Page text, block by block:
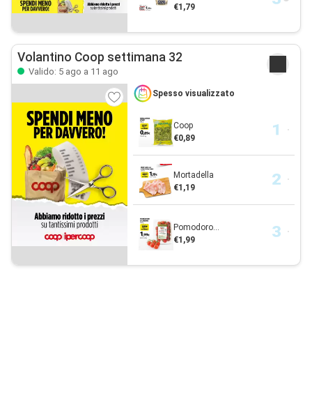
€1,79
Volantino Coop settimana 32
Valido: 5 ago a 11 ago
Spesso visualizzato
Coop
€0,89
Mortadella
€1,19
Pomodoro...
€1,99